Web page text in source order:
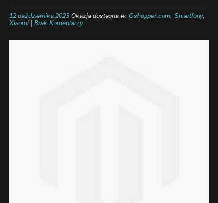
12 października 2023Okazja dostępna w: Gshopper.com, Smartfony,
Xiaomi| Brak Komentarzy